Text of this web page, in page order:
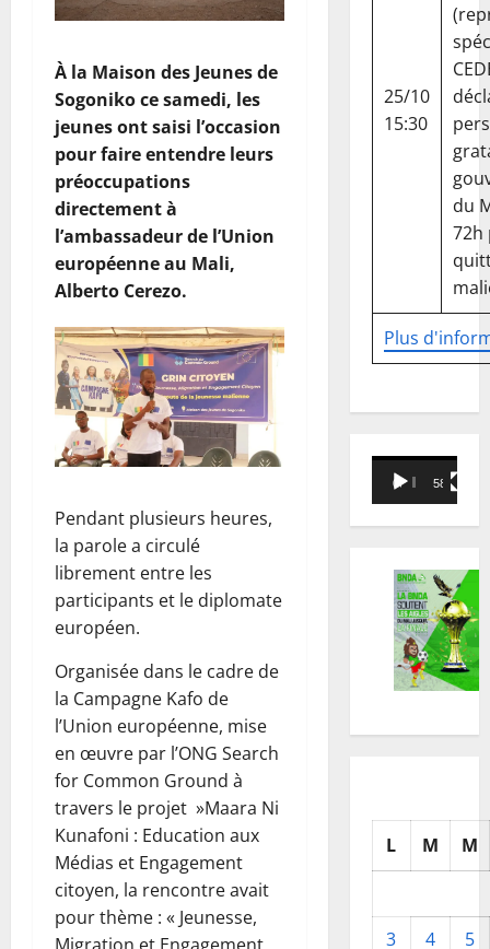
À la Maison des Jeunes de
Sogoniko ce samedi, les
jeunes ont saisi l’occasion
pour faire entendre leurs
préoccupations
directement à
l’ambassadeur de l’Union
européenne au Mali,
Alberto Cerezo.
Pendant plusieurs heures,
la parole a circulé
librement entre les
participants et le diplomate
européen.
Organisée dans le cadre de
la Campagne Kafo de
l’Union européenne, mise
en œuvre par l’ONG Search
for Common Ground à
travers le projet »Maara Ni
Kunafoni : Education aux
Médias et Engagement
citoyen, la rencontre avait
pour thème : « Jeunesse,
Migration et Engagement
Plus
25/10
15:30
du
72h
Lecteur
vidéo
00:00 58:18
L M M
3 4
5